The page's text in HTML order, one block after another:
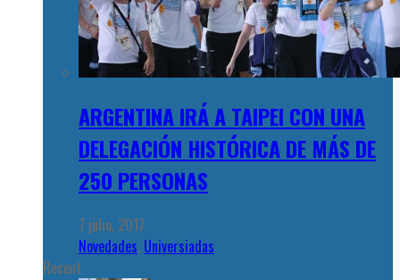
ARGENTINA IRÁ A TAIPEI CON UNA
DELEGACIÓN HISTÓRICA DE MÁS DE
250 PERSONAS
7 julio, 2017
Novedades, Universiadas
Recent